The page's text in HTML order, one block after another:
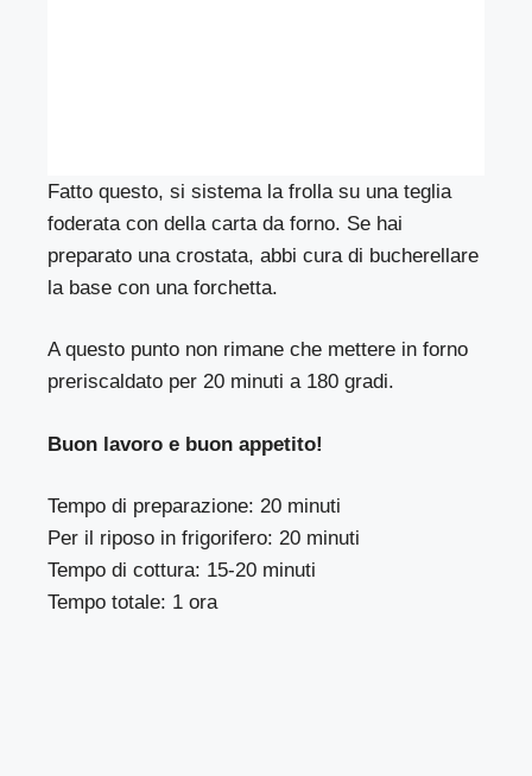
Fatto questo, si sistema la frolla su una teglia
foderata con della carta da forno. Se hai
preparato una crostata, abbi cura di bucherellare
la base con una forchetta.
A questo punto non rimane che mettere in forno
preriscaldato per 20 minuti a 180 gradi.
Buon lavoro e buon appetito!
Tempo di preparazione: 20 minuti
Per il riposo in frigorifero: 20 minuti
Tempo di cottura: 15-20 minuti
Tempo totale: 1 ora